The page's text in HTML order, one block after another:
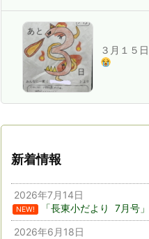
３月１５
新着情報
2026年7月14日
NEW!
「長東小だより 7月号
2026年6月18日